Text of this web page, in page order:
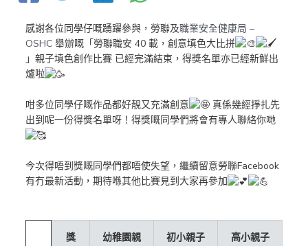
感謝各位同學仔嘅踴躍參與，勞聯及職業安全健康局 –
OSHC舉辦嘅「勞聯職安 40 載，創意填色大比拼
」親子填色創作比賽 已經完滿結束，得獎名單亦已經新鮮出
爐啦
咁多位同學仔嘅作品都好靚又充滿創意
真係幾經掙扎先
出到呢一份得獎名單呀！得獎嘅同學們將會有專人聯絡你哋
今次得唔到獎嘅同學們都唔使失望，繼續留意勞聯Facebook
有冇最新活動，期待喺其他比賽見到大家再參加
獎
幼稚園親
初小親子
高小親子